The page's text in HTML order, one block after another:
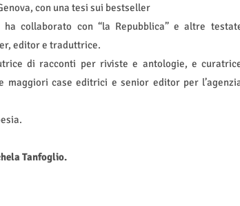
con una tesi sui bestseller
collaborato con “la Repubblica” e altre
editor e traduttrice.
di racconti per riviste e antologie, e
case editrici e senior editor per
Tanfoglio.